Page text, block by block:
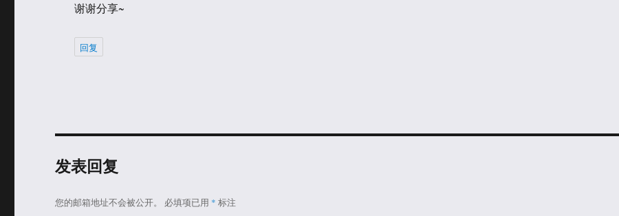
谢谢分享~
回复
发表回复
您的邮箱地址不会被公开。 必填项已用 * 标注